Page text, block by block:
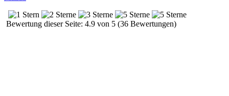
Bewertung dieser Seite: 4.9 von 5 (36 Bewertungen)